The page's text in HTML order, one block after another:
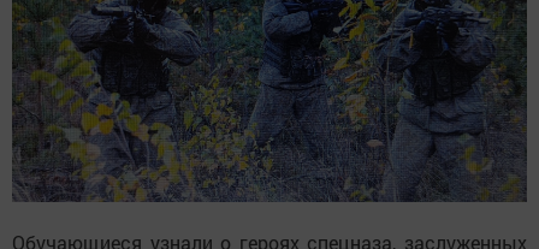
Обучающиеся узнали о героях спецназа, заслуженных